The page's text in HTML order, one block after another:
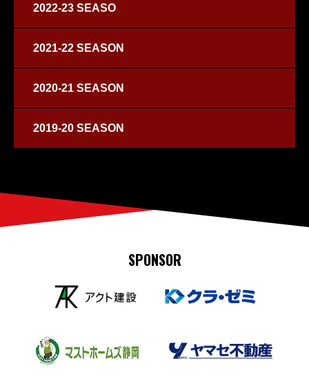
2022-23 SEASO
2021-22 SEASON
2020-21 SEASON
2019-20 SEASON
SPONSOR